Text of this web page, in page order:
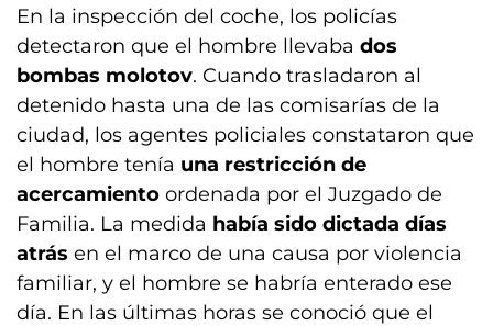
En la inspección del coche, los policías
detectaron que el hombre llevaba dos
bombas molotov. Cuando trasladaron al
detenido hasta una de las comisarías de la
ciudad, los agentes policiales constataron que
el hombre tenía una restricción de
acercamiento ordenada por el Juzgado de
Familia. La medida había sido dictada días
atrás en el marco de una causa por violencia
familiar, y el hombre se habría enterado ese
día. En las últimas horas se conoció que el